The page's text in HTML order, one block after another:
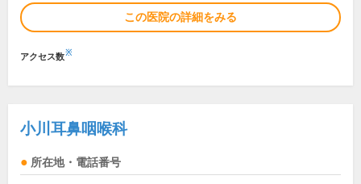
この医院の詳細をみる
アクセス数※
小川耳鼻咽喉科
所在地・電話番号